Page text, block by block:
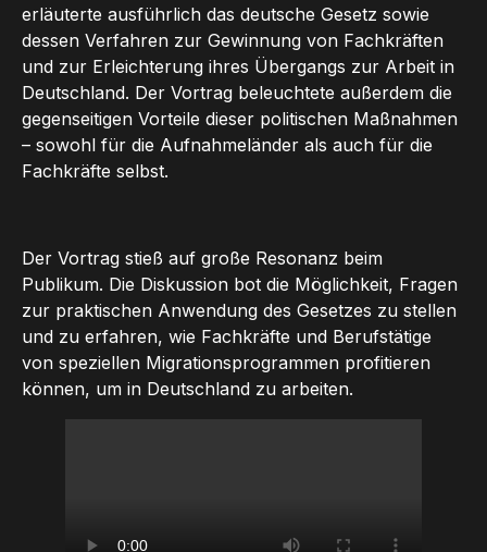
erläuterte ausführlich das deutsche Gesetz sowie
dessen Verfahren zur Gewinnung von Fachkräften
und zur Erleichterung ihres Übergangs zur Arbeit in
Deutschland. Der Vortrag beleuchtete außerdem die
gegenseitigen Vorteile dieser politischen Maßnahmen
– sowohl für die Aufnahmeländer als auch für die
Fachkräfte selbst.
Der Vortrag stieß auf große Resonanz beim
Publikum. Die Diskussion bot die Möglichkeit, Fragen
zur praktischen Anwendung des Gesetzes zu stellen
und zu erfahren, wie Fachkräfte und Berufstätige
von speziellen Migrationsprogrammen profitieren
können, um in Deutschland zu arbeiten.